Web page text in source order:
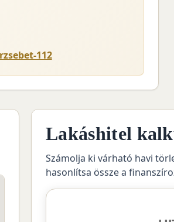
112
Lakáshitel
Számolja ki várható havi
hasonlítsa össze a